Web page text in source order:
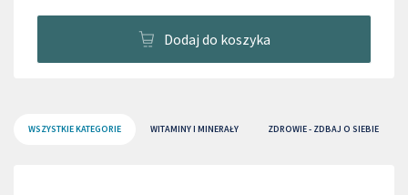
Dodaj do koszyka
WSZYSTKIE KATEGORIE WITAMINY I MINERAŁY ZDROWIE - ZDBAJ O SIEBIE